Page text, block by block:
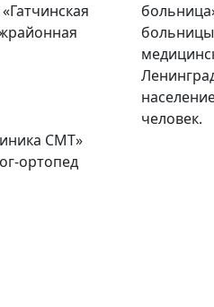
человек.
СМТ»
ортопед